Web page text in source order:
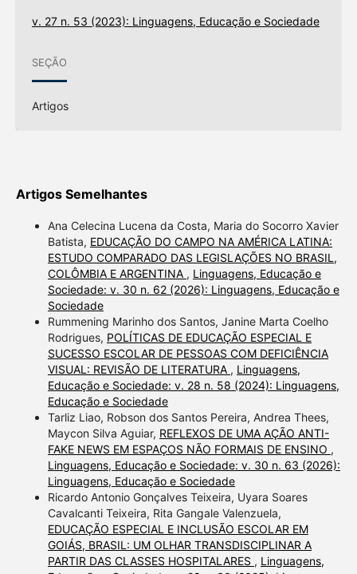
v. 27 n. 53 (2023): Linguagens, Educação e Sociedade
SEÇÃO
Artigos
Artigos Semelhantes
Ana Celecina Lucena da Costa, Maria do Socorro Xavier
Batista, EDUCAÇÃO DO CAMPO NA AMÉRICA LATINA:
ESTUDO COMPARADO DAS LEGISLAÇÕES NO BRASIL,
COLÔMBIA E ARGENTINA , Linguagens, Educação e
Sociedade: v. 30 n. 62 (2026): Linguagens, Educação e
Sociedade
Rummening Marinho dos Santos, Janine Marta Coelho
Rodrigues, POLÍTICAS DE EDUCAÇÃO ESPECIAL E
SUCESSO ESCOLAR DE PESSOAS COM DEFICIÊNCIA
VISUAL: REVISÃO DE LITERATURA , Linguagens,
Educação e Sociedade: v. 28 n. 58 (2024): Linguagens,
Educação e Sociedade
Tarliz Liao, Robson dos Santos Pereira, Andrea Thees,
Maycon Silva Aguiar, REFLEXOS DE UMA AÇÃO ANTI-
FAKE NEWS EM ESPAÇOS NÃO FORMAIS DE ENSINO ,
Linguagens, Educação e Sociedade: v. 30 n. 63 (2026):
Linguagens, Educação e Sociedade
Ricardo Antonio Gonçalves Teixeira, Uyara Soares
Cavalcanti Teixeira, Rita Gangale Valenzuela,
EDUCAÇÃO ESPECIAL E INCLUSÃO ESCOLAR EM
GOIÁS, BRASIL: UM OLHAR TRANSDISCIPLINAR A
PARTIR DAS CLASSES HOSPITALARES , Linguagens,